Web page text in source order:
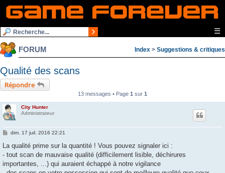
☰
FORUM Index > Suggestions & critiques
Qualité des scans
Répondre
13 messages • Page 1 sur 1
City Hunter
Administrateur
M
s
a
g
e
dim. 17 juil. 2016 22:21
La qualité prime sur la quantité ! Vous pouvez signaler ici :
- tout scan de mauvaise qualité (difficilement lisible, déchirures
importantes, ...) qui auraient échappé à notre vigilance